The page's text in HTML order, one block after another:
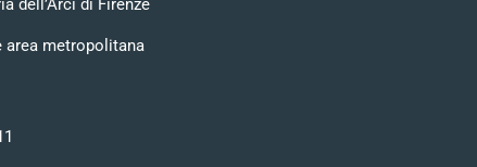
dell’Arci di Firenze
area metropolitana